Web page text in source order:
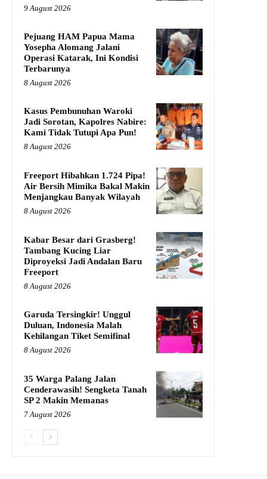
9 August 2026
Pejuang HAM Papua Mama
Yosepha Alomang Jalani
Operasi Katarak, Ini Kondisi
Terbarunya
8 August 2026
Kasus Pembunuhan Waroki
Jadi Sorotan, Kapolres Nabire:
Kami Tidak Tutupi Apa Pun!
8 August 2026
Freeport Hibahkan 1.724 Pipa!
Air Bersih Mimika Bakal Makin
Menjangkau Banyak Wilayah
8 August 2026
Kabar Besar dari Grasberg!
Tambang Kucing Liar
Diproyeksi Jadi Andalan Baru
Freeport
8 August 2026
Garuda Tersingkir! Unggul
Duluan, Indonesia Malah
Kehilangan Tiket Semifinal
8 August 2026
35 Warga Palang Jalan
Cenderawasih! Sengketa Tanah
SP 2 Makin Memanas
7 August 2026